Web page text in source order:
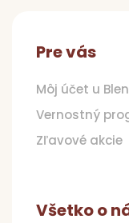
Pre vás
Môj účet u
Vernostný
Zľavové akcie
Všetko o